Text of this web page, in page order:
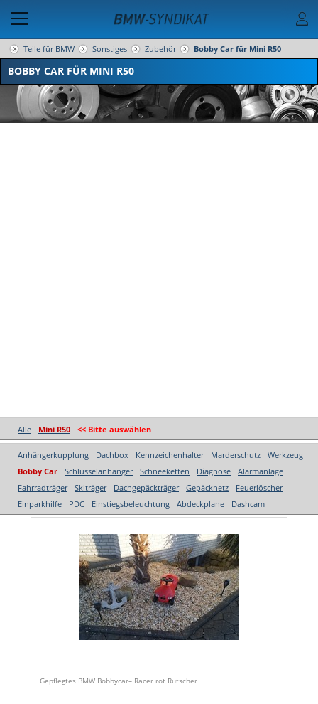
Teile für BMW Sonstiges Zubehör Bobby Car für Mini R50
BOBBY CAR FÜR MINI R50
Alle Mini R50 << Bitte auswählen
Anhängerkupplung Dachbox Kennzeichenhalter Marderschutz
Werkzeug
Bobby Car
Schlüsselanhänger Schneeketten Diagnose
Alarmanlage
Fahrradträger
Skiträger Dachgepäckträger Gepäcknetz
Feuerlöscher
Einparkhilfe
PDC Einstiegsbeleuchtung Abdeckplane Dashcam
Gepflegtes BMW Bobbycar– Racer rot Rutscher